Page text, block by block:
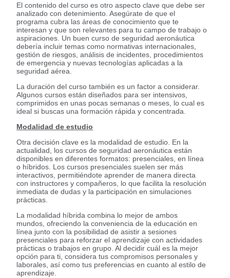
El contenido del curso es otro aspecto clave que debe ser
analizado con detenimiento. Asegúrate de que el
programa cubra las áreas de conocimiento que te
interesan y que son relevantes para tu campo de trabajo o
aspiraciones. Un buen curso de seguridad aeronáutica
debería incluir temas como normativas internacionales,
gestión de riesgos, análisis de incidentes, procedimientos
de emergencia y nuevas tecnologías aplicadas a la
seguridad aérea.
La duración del curso también es un factor a considerar.
Algunos cursos están diseñados para ser intensivos,
comprimidos en unas pocas semanas o meses, lo cual es
ideal si buscas una formación rápida y concentrada.
Modalidad de estudio
Otra decisión clave es la modalidad de estudio. En la
actualidad, los cursos de seguridad aeronáutica están
disponibles en diferentes formatos: presenciales, en línea
o híbridos. Los cursos presenciales suelen ser más
interactivos, permitiéndote aprender de manera directa
con instructores y compañeros, lo que facilita la resolución
inmediata de dudas y la participación en simulaciones
prácticas.
La modalidad híbrida combina lo mejor de ambos
mundos, ofreciendo la conveniencia de la educación en
línea junto con la posibilidad de asistir a sesiones
presenciales para reforzar el aprendizaje con actividades
prácticas o trabajos en grupo. Al decidir cuál es la mejor
opción para ti, considera tus compromisos personales y
laborales, así como tus preferencias en cuanto al estilo de
aprendizaje.